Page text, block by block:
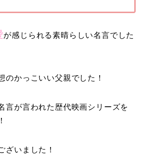
が感じられる素晴らしい名言でした
のかっこいい父親でした！
言が言われた歴代映画シリーズを
ざいました！